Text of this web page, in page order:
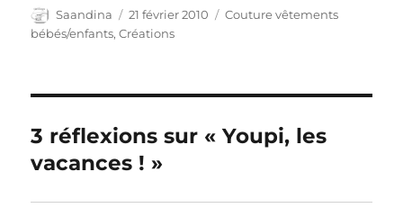
Auteur
Saandina
Publié
le
21 février 2010 Catégories
Couture vêtements
bébés/enfants,Créations
3 réflexions sur « Youpi, les
vacances ! »